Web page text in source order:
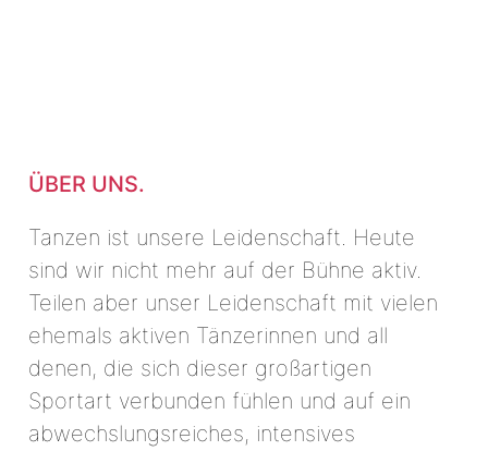
ÜBER UNS.
Tanzen ist unsere Leidenschaft. Heute
sind wir nicht mehr auf der Bühne aktiv.
Teilen aber unser Leidenschaft mit vielen
ehemals aktiven Tänzerinnen und all
denen, die sich dieser großartigen
Sportart verbunden fühlen und auf ein
abwechslungsreiches, intensives